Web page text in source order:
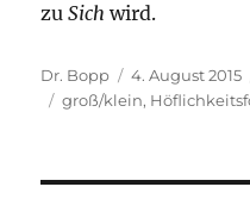
zuSich wird.
Autor
Dr. Bopp
Veröffentlicht
am
4. August 2015
Schlagwörter
groß/klein,